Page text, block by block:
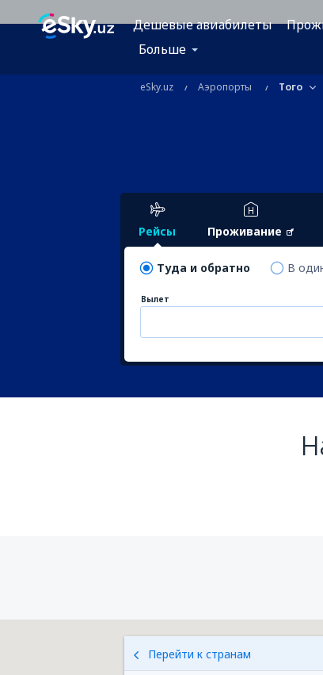
Дешевые авиабилеты
Больше
eSky.uz Аэропорты Того
Рейсы Проживание
Туда и обратно В
Вылет
Перейти к странам